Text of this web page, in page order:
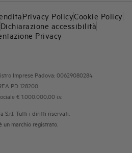
Privacy PolicyCookie Policy
Dichiarazione accessibilità
Privacy
Imprese Padova: 00629080284
PD 128200
€ 1.000.000,00 i.v.
S.r.l. Tutti i diritti riservati.
un marchio registrato.